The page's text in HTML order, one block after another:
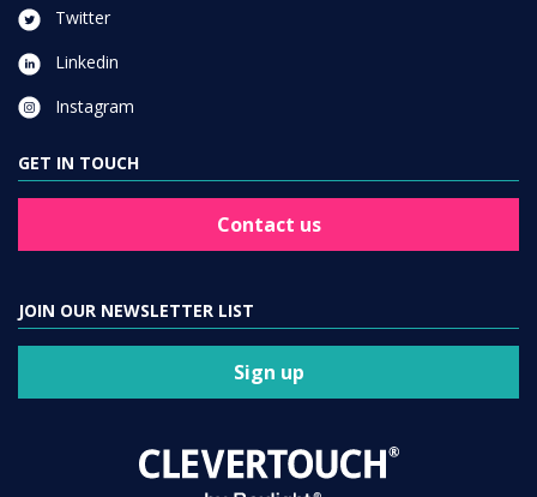
Twitter
Linkedin
Instagram
GET IN TOUCH
Contact us
JOIN OUR NEWSLETTER LIST
Sign up